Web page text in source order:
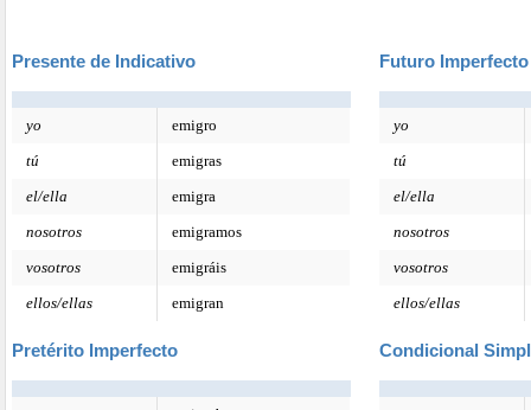
Presente de Indicativo
yo
emigro
tú
emigras
el/ella
emigra
nosotros
emigramos
vosotros
emigráis
ellos/ellas
emigran
Futuro Imperfecto
yo
tú
el/ella
nosotros
vosotros
ellos/ellas
Pretérito Imperfecto Condicional